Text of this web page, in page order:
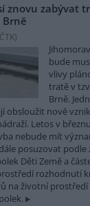
znovu zabývat
ČTK)
bude
vlivy
tratě v
Brně.
obsloužit nově
Letos v
nebude mít
posuzovat podle
Děti Země a
rozhodnutí
na životní prostředí